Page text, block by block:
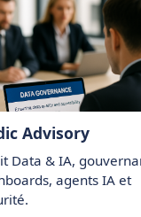
Advisory
Data & IA,
agents IA et